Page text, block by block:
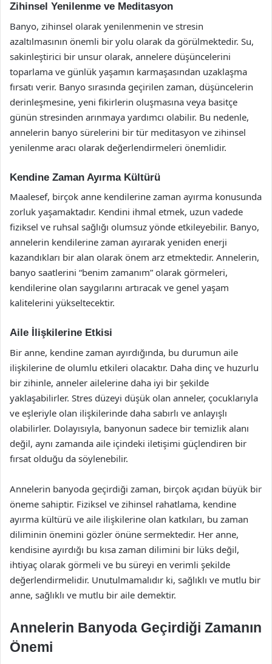
Zihinsel Yenilenme ve Meditasyon
Banyo, zihinsel olarak yenilenmenin ve stresin
azaltılmasının önemli bir yolu olarak da görülmektedir. Su,
sakinleştirici bir unsur olarak, annelere düşüncelerini
toparlama ve günlük yaşamın karmaşasından uzaklaşma
fırsatı verir. Banyo sırasında geçirilen zaman, düşüncelerin
derinleşmesine, yeni fikirlerin oluşmasına veya basitçe
günün stresinden arınmaya yardımcı olabilir. Bu nedenle,
annelerin banyo sürelerini bir tür meditasyon ve zihinsel
yenilenme aracı olarak değerlendirmeleri önemlidir.
Kendine Zaman Ayırma Kültürü
Maalesef, birçok anne kendilerine zaman ayırma konusunda
zorluk yaşamaktadır. Kendini ihmal etmek, uzun vadede
fiziksel ve ruhsal sağlığı olumsuz yönde etkileyebilir. Banyo,
annelerin kendilerine zaman ayırarak yeniden enerji
kazandıkları bir alan olarak önem arz etmektedir. Annelerin,
banyo saatlerini “benim zamanım” olarak görmeleri,
kendilerine olan saygılarını artıracak ve genel yaşam
kalitelerini yükseltecektir.
Aile İlişkilerine Etkisi
Bir anne, kendine zaman ayırdığında, bu durumun aile
ilişkilerine de olumlu etkileri olacaktır. Daha dinç ve huzurlu
bir zihinle, anneler ailelerine daha iyi bir şekilde
yaklaşabilirler. Stres düzeyi düşük olan anneler, çocuklarıyla
ve eşleriyle olan ilişkilerinde daha sabırlı ve anlayışlı
olabilirler. Dolayısıyla, banyonun sadece bir temizlik alanı
değil, aynı zamanda aile içindeki iletişimi güçlendiren bir
fırsat olduğu da söylenebilir.
Annelerin banyoda geçirdiği zaman, birçok açıdan büyük bir
öneme sahiptir. Fiziksel ve zihinsel rahatlama, kendine
ayırma kültürü ve aile ilişkilerine olan katkıları, bu zaman
diliminin önemini gözler önüne sermektedir. Her anne,
kendisine ayırdığı bu kısa zaman dilimini bir lüks değil,
ihtiyaç olarak görmeli ve bu süreyi en verimli şekilde
değerlendirmelidir. Unutulmamalıdır ki, sağlıklı ve mutlu bir
anne, sağlıklı ve mutlu bir aile demektir.
Annelerin Banyoda Geçirdiği Zamanın
Önemi